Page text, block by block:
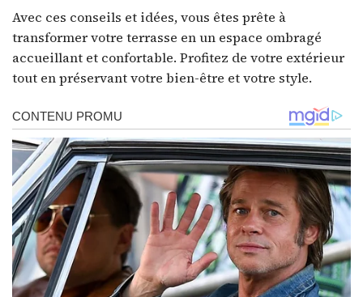
Avec ces conseils et idées, vous êtes prête à
transformer votre terrasse en un espace ombragé
accueillant et confortable. Profitez de votre extérieur
tout en préservant votre bien-être et votre style.